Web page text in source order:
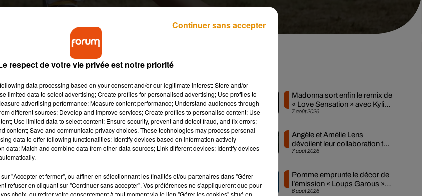
lance sa saison 2023 ce samedi 1er avril.
1eravril. Le parc archéologique situé à Chassenon, en
parmi les mieux conservés d’Europe.Avec 20.000
d’avant covid. « Ce qui plaît beaucoup, c’est la mise en
Chalard, responsable médiation de Cassinomagus.
à eux, ils se rendent compte qu’ils ont des objets qui
pour visiter les thermes de manière ludique, et
»
7 août 2026
Madonna sort enfin le remix de
« Love Sensation » avec Kylie
Minogue
7 août 2026
Angèle et Amélie Lens
dévoilent leur collaboration tant
attendue
6 août 2026
Pomme emprunte le décor de
l’émission « Loups Garous »
pour son...
respect de votre vie privée est notre priorité
data processing based on your consent and/or our legitimate interest: Store and/or
limited data to select advertising; Create profiles for personalised advertising; Use profiles to
advertising performance; Measure content performance; Understand audiences through
different sources; Develop and improve services; Create profiles to personalise content; Use
Use limited data to select content; Ensure security, prevent and detect fraud, and fix errors;
content; Save and communicate privacy choices. These technologies may process personal
data to offer following functionalities: Identify devices based on information actively
data; Match and combine data from other data sources; Link different devices; Identify devices
"Accepter et fermer", ou affiner en sélectionnant les finalités et/ou partenaires dans "Gérer
refuser en cliquant sur "Continuer sans accepter". Vos préférences ne s'appliqueront que pour
choix, ou retirer votre consentement à tout moment via le lien "Gérer les cookies" situé en
Continuer sans accepter